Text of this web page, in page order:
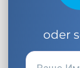
oder